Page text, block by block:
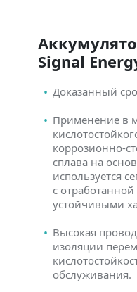
Signal
Доказанный
Применение в
коррозионно-
сплава на
используется
с
устойчивыми
Высокая
изоляции
обслуживания.